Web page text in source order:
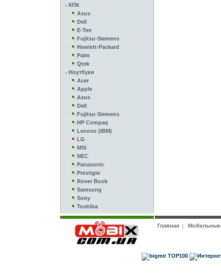
КПК
Asus
Dell
E-Ten
Fujitsu-Siemens
Hewlett-Packard
Palm
Qtek
Ноутбуки
Acer
Apple
Asus
Dell
Fujitsu-Siemens
HP Compaq
Lenovo (IBM)
LG
MSI
NEC
Panasonic
Prestigio
Rover Book
Samsung
Sony
Toshiba
Главная|